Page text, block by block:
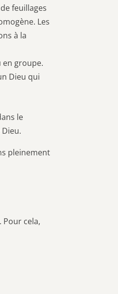
feuillages
Les
à la
en groupe.
Dieu qui
le
pleinement
Pour cela,